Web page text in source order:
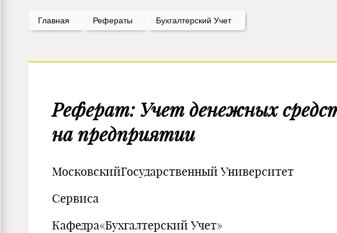
Главная Рефераты Бухгалтерский Учет
Реферат: Учет денежных
на предприятии
МосковскийГосударственный Университет
Сервиса
Кафедра«Бухгалтерский Учет»